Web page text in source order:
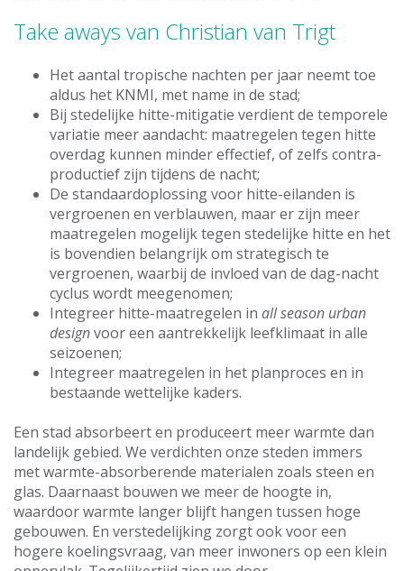
Take aways van Christian van Trigt
Het aantal tropische nachten per jaar neemt toe
aldus het KNMI, met name in de stad;
Bij stedelijke hitte-mitigatie verdient de temporele
variatie meer aandacht: maatregelen tegen hitte
overdag kunnen minder effectief, of zelfs contra-
productief zijn tijdens de nacht;
De standaardoplossing voor hitte-eilanden is
vergroenen en verblauwen, maar er zijn meer
maatregelen mogelijk tegen stedelijke hitte en het
is bovendien belangrijk om strategisch te
vergroenen, waarbij de invloed van de dag-nacht
cyclus wordt meegenomen;
Integreer hitte-maatregelen in all season urban
designvoor een aantrekkelijk leefklimaat in alle
seizoenen;
Integreer maatregelen in het planproces en in
bestaande wettelijke kaders.
Een stad absorbeert en produceert meer warmte dan
landelijk gebied. We verdichten onze steden immers
met warmte-absorberende materialen zoals steen en
glas. Daarnaast bouwen we meer de hoogte in,
waardoor warmte langer blijft hangen tussen hoge
gebouwen. En verstedelijking zorgt ook voor een
hogere koelingsvraag, van meer inwoners op een klein